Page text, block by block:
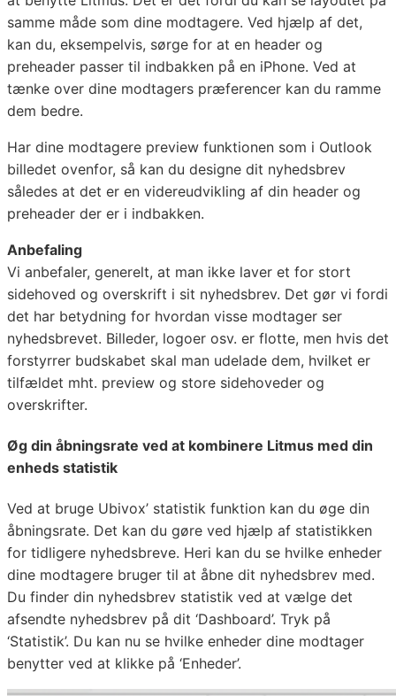
samme måde som dine modtagere. Ved hjælp af det,
kan du, eksempelvis, sørge for at en header og
preheader passer til indbakken på en iPhone. Ved at
tænke over dine modtagers præferencer kan du ramme
dem bedre.
Har dine modtagere preview funktionen som i Outlook
billedet ovenfor, så kan du designe dit nyhedsbrev
således at det er en videreudvikling af din header og
preheader der er i indbakken.
Anbefaling
Vi anbefaler, generelt, at man ikke laver et for stort
sidehoved og overskrift i sit nyhedsbrev. Det gør vi fordi
det har betydning for hvordan visse modtager ser
nyhedsbrevet. Billeder, logoer osv. er flotte, men hvis det
forstyrrer budskabet skal man udelade dem, hvilket er
tilfældet mht. preview og store sidehoveder og
overskrifter.
Øg din åbningsrate ved at kombinere Litmus med din
enheds statistik
Ved at bruge Ubivox’ statistik funktion kan du øge din
åbningsrate. Det kan du gøre ved hjælp af statistikken
for tidligere nyhedsbreve. Heri kan du se hvilke enheder
dine modtagere bruger til at åbne dit nyhedsbrev med.
Du finder din nyhedsbrev statistik ved at vælge det
afsendte nyhedsbrev på dit ‘Dashboard’. Tryk på
‘Statistik’. Du kan nu se hvilke enheder dine modtager
benytter ved at klikke på ‘Enheder’.